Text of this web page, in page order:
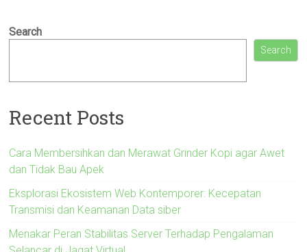
Search
Search
Recent Posts
Cara Membersihkan dan Merawat Grinder Kopi agar Awet
dan Tidak Bau Apek
Eksplorasi Ekosistem Web Kontemporer: Kecepatan
Transmisi dan Keamanan Data siber
Menakar Peran Stabilitas Server Terhadap Pengalaman